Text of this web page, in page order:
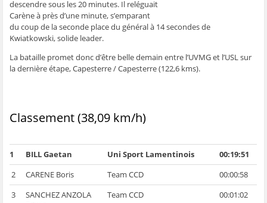
ê
t
r
e
)
t
r
e
)
ê
t
r
e ê
)
descendre sous les 20 minutes. Il reléguait
Carène à près d’une minute, s’emparant
du coup de la seconde place du général à 14 secondes de
Kwiatkowski, solide leader.
La bataille promet donc d’être belle demain entre l’UVMG et l’USL sur
la dernière étape, Capesterre / Capesterre (122,6 kms).
Classement (38,09 km/h)
1 BILL Gaetan Uni Sport Lamentinois
00:19:51
2
CARENE Boris Team CCD
00:00:58
3
SANCHEZ ANZOLA
Team CCD 00:01:02